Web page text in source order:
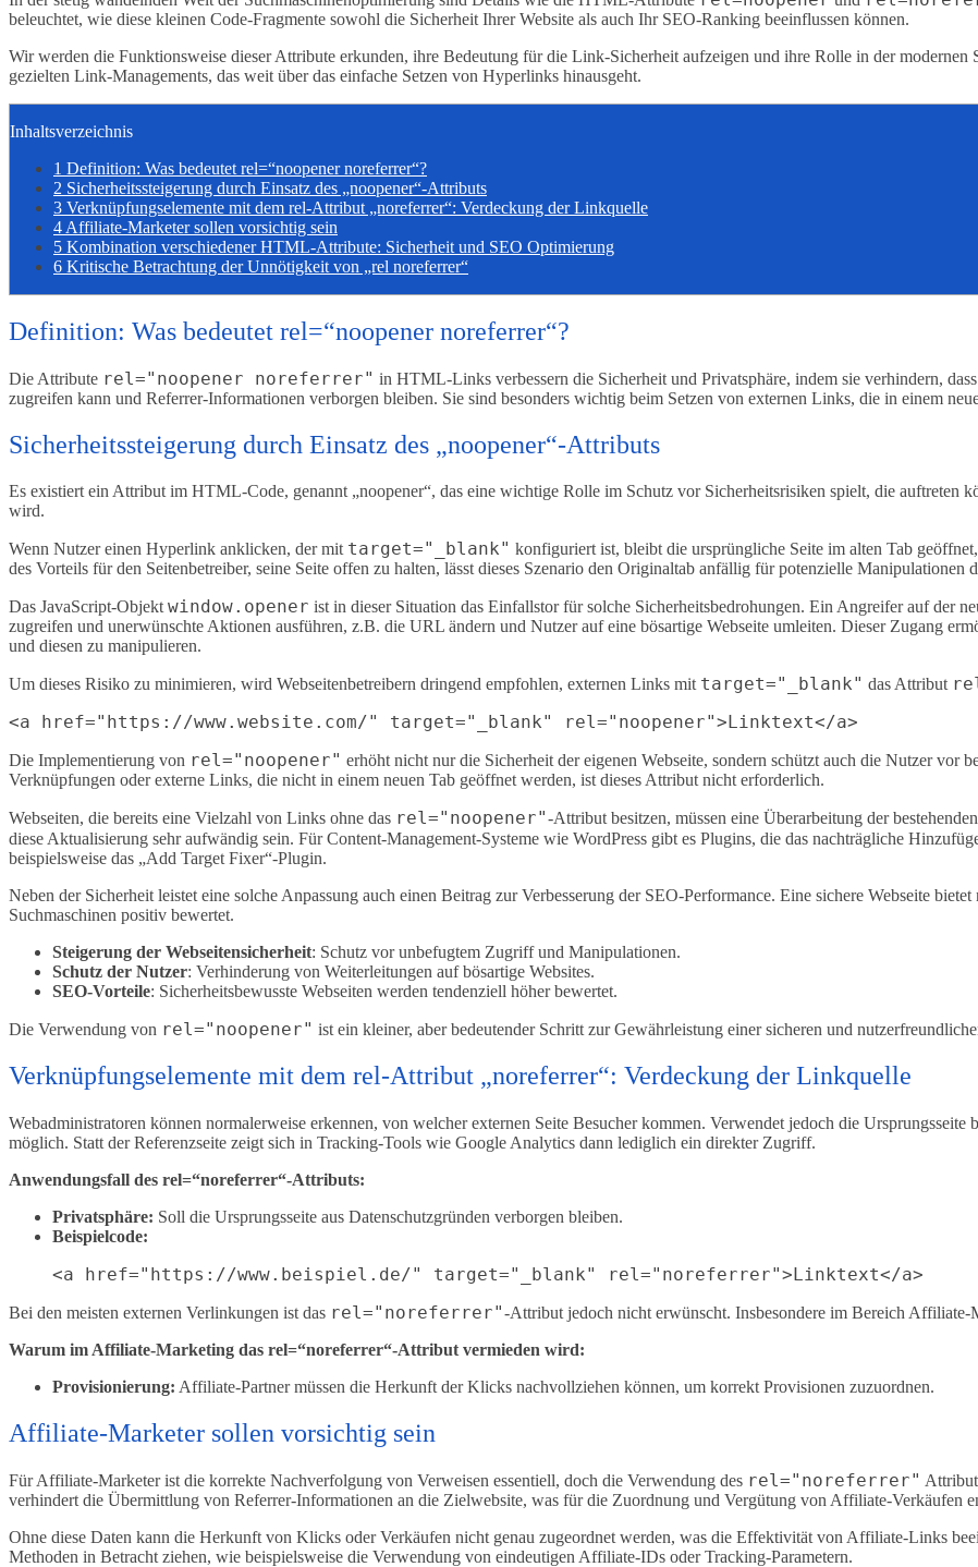
beleuchtet, wie diese kleinen Code-Fragmente sowohl die Sicherheit Ihrer Website als auch Ihr SEO-Ranking beeinflussen können.
Wir werden die Funktionsweise dieser Attribute erkunden, ihre Bedeutung für die Link-Sicherheit aufzeigen und ihre Rolle in der modernen
gezielten Link-Managements, das weit über das einfache Setzen von Hyperlinks hinausgeht.
Inhaltsverzeichnis
1 Definition: Was bedeutet rel=“noopener noreferrer“?
2 Sicherheitssteigerung durch Einsatz des „noopener“-Attributs
3 Verknüpfungselemente mit dem rel-Attribut „noreferrer“: Verdeckung der Linkquelle
4Affiliate-Marketer sollen vorsichtig sein
5 Kombination verschiedener HTML-Attribute: Sicherheit und SEO Optimierung
6 Kritische Betrachtung der Unnötigkeit von „rel noreferrer“
Definition: Was bedeutet rel=“noopener noreferrer“?
Die Attribute rel="noopener noreferrer" in HTML-Links verbessern die Sicherheit und Privatsphäre, indem sie verhindern,
zugreifen kann und Referrer-Informationen verborgen bleiben. Sie sind besonders wichtig beim Setzen von externen Links, die in einem
Sicherheitssteigerung durch Einsatz des „noopener“-Attributs
Es existiert ein Attribut im HTML-Code, genannt „noopener“, das eine wichtige Rolle im Schutz vor Sicherheitsrisiken spielt, die auftreten
wird.
Wenn Nutzer einen Hyperlink anklicken, der mit target="_blank" konfiguriert ist, bleibt die ursprüngliche Seite im alten Tab
des Vorteils für den Seitenbetreiber, seine Seite offen zu halten, lässt dieses Szenario den Originaltab anfällig für potenzielle Manipulationen
Das JavaScript-Objekt window.opener ist in dieser Situation das Einfallstor für solche Sicherheitsbedrohungen. Ein Angreifer auf der
zugreifen und unerwünschte Aktionen ausführen, z.B. die URL ändern und Nutzer auf eine bösartige Webseite umleiten. Dieser Zugang
und diesen zu manipulieren.
Um dieses Risiko zu minimieren, wird Webseitenbetreibern dringend empfohlen, externen Links mit target="_blank" das Attribut
Die Implementierung von rel="noopener" erhöht nicht nur die Sicherheit der eigenen Webseite, sondern schützt auch die Nutzer vor
Verknüpfungen oder externe Links, die nicht in einem neuen Tab geöffnet werden, ist dieses Attribut nicht erforderlich.
Webseiten, die bereits eine Vielzahl von Links ohne das rel="noopener"-Attribut besitzen, müssen eine Überarbeitung der
diese Aktualisierung sehr aufwändig sein. Für Content-Management-Systeme wie WordPress gibt es Plugins, die das nachträgliche
beispielsweise das „Add Target Fixer“-Plugin.
Neben der Sicherheit leistet eine solche Anpassung auch einen Beitrag zur Verbesserung der SEO-Performance. Eine sichere Webseite
Suchmaschinen positiv bewertet.
Steigerung der Webseitensicherheit: Schutz vor unbefugtem Zugriff und Manipulationen.
Schutz der Nutzer: Verhinderung von Weiterleitungen auf bösartige Websites.
SEO-Vorteile: Sicherheitsbewusste Webseiten werden tendenziell höher bewertet.
Die Verwendung von rel="noopener" ist ein kleiner, aber bedeutender Schritt zur Gewährleistung einer sicheren und
Verknüpfungselemente mit dem rel-Attribut „noreferrer“: Verdeckung der Linkquelle
Webadministratoren können normalerweise erkennen, von welcher externen Seite Besucher kommen. Verwendet jedoch die Ursprungsseite
möglich. Statt der Referenzseite zeigt sich in Tracking-Tools wie Google Analytics dann lediglich ein direkter Zugriff.
Anwendungsfall des rel=“noreferrer“-Attributs:
Privatsphäre: Soll die Ursprungsseite aus Datenschutzgründen verborgen bleiben.
Beispielcode:
Bei den meisten externen Verlinkungen ist das rel="noreferrer"-Attribut jedoch nicht erwünscht. Insbesondere im Bereich
Warum im Affiliate-Marketing das rel=“noreferrer“-Attribut vermieden wird:
Provisionierung: Affiliate-Partner müssen die Herkunft der Klicks nachvollziehen können, um korrekt Provisionen zuzuordnen.
Affiliate-Marketer sollen vorsichtig sein
Für Affiliate-Marketer ist die korrekte Nachverfolgung von Verweisen essentiell, doch die Verwendung des rel="noreferrer"
verhindert die Übermittlung von Referrer-Informationen an die Zielwebsite, was für die Zuordnung und Vergütung von Affiliate-Verkäufen
Ohne diese Daten kann die Herkunft von Klicks oder Verkäufen nicht genau zugeordnet werden, was die Effektivität von Affiliate-Links
Methoden in Betracht ziehen, wie beispielsweise die Verwendung von eindeutigen Affiliate-IDs oder Tracking-Parametern.